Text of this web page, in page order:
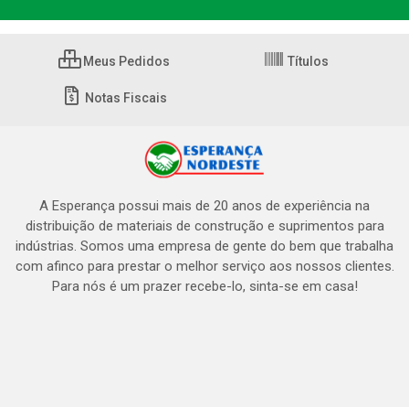
Meus Pedidos Títulos
Notas Fiscais
A Esperança possui mais de 20 anos de experiência na
distribuição de materiais de construção e suprimentos para
indústrias. Somos uma empresa de gente do bem que trabalha
com afinco para prestar o melhor serviço aos nossos clientes.
Para nós é um prazer recebe-lo, sinta-se em casa!